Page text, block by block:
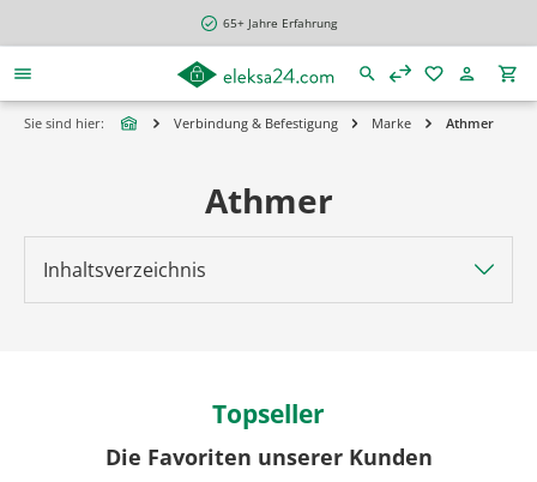
65+ Jahre Erfahrung
Sie sind hier: Verbindung & Befestigung Marke Athmer
Inhaltsverzeichnis
Athmer
Topseller
Die Favoriten unserer Kunden